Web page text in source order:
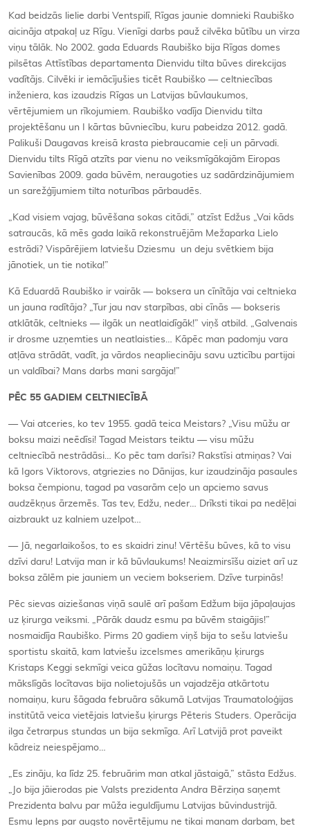
Kad beidzās lielie darbi Ventspilī, Rīgas jaunie domnieki Raubiško
aicināja atpakaļ uz Rīgu. Vienīgi darbs pauž cilvēka būtību un virza
viņu tālāk. No 2002. gada Eduards Raubiško bija Rīgas domes
pilsētas Attīstības departamenta Dienvidu tilta būves direkcijas
vadītājs. Cilvēki ir iemācījušies ticēt Raubiško — celtniecības
inženiera, kas izaudzis Rīgas un Latvijas būvlaukumos,
vērtējumiem un rīkojumiem. Raubiško vadīja Dienvidu tilta
projektēšanu un I kārtas būvniecību, kuru pabeidza 2012. gadā.
Palikuši Daugavas kreisā krasta piebraucamie ceļi un pārvadi.
Dienvidu tilts Rīgā atzīts par vienu no veiksmīgākajām Eiropas
Savienības 2009. gada būvēm, neraugoties uz sadārdzinājumiem
un sarežģījumiem tilta noturības pārbaudēs.
„Kad visiem vajag, būvēšana sokas citādi,” atzīst Edžus „Vai kāds
satraucās, kā mēs gada laikā rekonstruējām Mežaparka Lielo
estrādi? Vispārējiem latviešu Dziesmu un deju svētkiem bija
jānotiek, un tie notika!”
Kā Eduardā Raubiško ir vairāk — boksera un cīnītāja vai celtnieka
un jauna radītāja? „Tur jau nav starpības, abi cīnās — bokseris
atklātāk, celtnieks — ilgāk un neatlaidīgāk!” viņš atbild. „Galvenais
ir drosme uzņemties un neatlaisties… Kāpēc man padomju vara
atļāva strādāt, vadīt, ja vārdos neapliecināju savu uzticību partijai
un valdībai? Mans darbs mani sargāja!”
PĒC 55 GADIEM CELTNIECĪBĀ
— Vai atceries, ko tev 1955. gadā teica Meistars? „Visu mūžu ar
boksu maizi neēdīsi! Tagad Meistars teiktu — visu mūžu
celtniecībā nestrādāsi… Ko pēc tam darīsi? Rakstīsi atmiņas? Vai
kā Igors Viktorovs, atgriezies no Dānijas, kur izaudzināja pasaules
boksa čempionu, tagad pa vasarām ceļo un apciemo savus
audzēkņus ārzemēs. Tas tev, Edžu, neder… Drīksti tikai pa nedēļai
aizbraukt uz kalniem uzelpot…
— Jā, negarlaikošos, to es skaidri zinu! Vērtēšu būves, kā to visu
dzīvi daru! Latvija man ir kā būvlaukums! Neaizmirsīšu aiziet arī uz
boksa zālēm pie jauniem un veciem bokseriem. Dzīve turpinās!
Pēc sievas aiziešanas viņā saulē arī pašam Edžum bija jāpaļaujas
uz ķirurga veiksmi. „Pārāk daudz esmu pa būvēm staigājis!”
nosmaidīja Raubiško. Pirms 20 gadiem viņš bija to sešu latviešu
sportistu skaitā, kam latviešu izcelsmes amerikāņu ķirurgs
Kristaps Keggi sekmīgi veica gūžas locītavu nomaiņu. Tagad
mākslīgās locītavas bija nolietojušās un vajadzēja atkārtotu
nomaiņu, kuru šāgada februāra sākumā Latvijas Traumatoloģijas
institūtā veica vietējais latviešu ķirurgs Pēteris Studers. Operācija
ilga četrarpus stundas un bija sekmīga. Arī Latvijā prot paveikt
kādreiz neiespējamo…
„Es zināju, ka līdz 25. februārim man atkal jāstaigā,” stāsta Edžus.
„Jo bija jāierodas pie Valsts prezidenta Andra Bērziņa saņemt
Prezidenta balvu par mūža ieguldījumu Latvijas būvindustrijā.
Esmu lepns par augsto novērtējumu ne tikai manam darbam, bet